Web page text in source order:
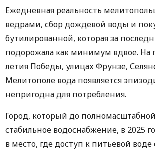
Ежедневная реальность
ведрами, сбор дождевой воды и
бутилированной, которая за
подорожала как минимум вдвое. На
летия Победы, улицах Фрунзе,
Мелитополе вода появляется
непригодна для потребления.
Город, который до
стабильное водоснабжение, в 2025
в место, где доступ к питьевой воде